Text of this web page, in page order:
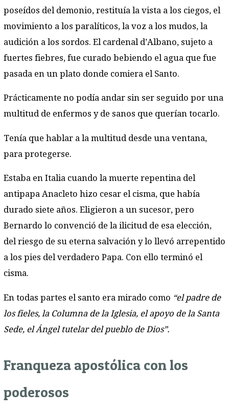
poseídos del demonio, restituía la vista a los ciegos, el
movimiento a los paralíticos, la voz a los mudos, la
audición a los sordos. El cardenal d’Albano, sujeto a
fuertes fiebres, fue curado bebiendo el agua que fue
pasada en un plato donde comiera el Santo.
Prácticamente no podía andar sin ser seguido por una
multitud de enfermos y de sanos que querían tocarlo.
Tenía que hablar a la multitud desde una ventana,
para protegerse.
Estaba en Italia cuando la muerte repentina del
antipapa Anacleto hizo cesar el cisma, que había
durado siete años. Eligieron a un sucesor, pero
Bernardo lo convenció de la ilicitud de esa elección,
del riesgo de su eterna salvación y lo llevó arrepentido
a los pies del verdadero Papa. Con ello terminó el
cisma.
En todas partes el santo era mirado como “el padre de
los fieles, la Columna de la Iglesia, el apoyo de la Santa
Sede, el Ángel tutelar del pueblo de Dios”.
Franqueza apostólica con los
poderosos